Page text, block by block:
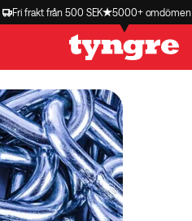
Fri frakt från 500 SEK 5000+ omdömen